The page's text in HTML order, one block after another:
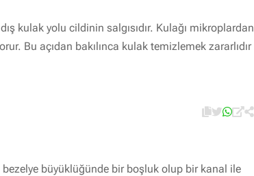
kulak yolu cildinin salgısıdır. Kulağı mikroplardan
Bu açıdan bakılınca kulak temizlemek zararlıdır
bezelye büyüklüğünde bir boşluk olup bir kanal ile